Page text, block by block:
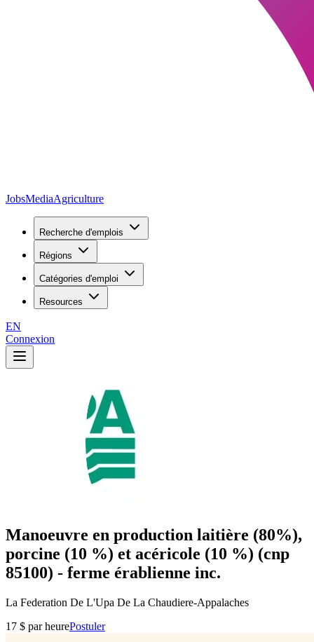
JobsMediaAgriculture
Recherche d'emplois
Régions
Catégories d'emploi
Resources
EN
Connexion
Manoeuvre en production laitière (80%),
porcine (10 %) et acéricole (10 %) (cnp
85100) - ferme érablienne inc.
La Federation De L'Upa De La Chaudiere-Appalaches
17 $ par heurePostuler